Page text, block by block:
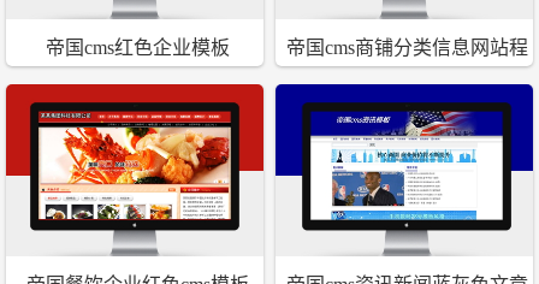
帝国cms红色企业模板
帝国cms商铺分类信息网站程
序源码红色模板